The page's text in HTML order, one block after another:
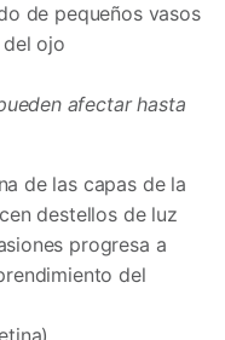
de pequeños vasos
del ojo
afectar hasta
de las capas de la
destellos de luz
progresa a
del